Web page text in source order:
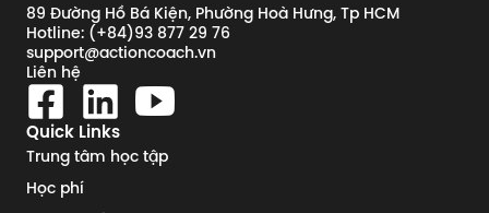
89 Đường Hồ Bá Kiện, Phường Hoà Hưng, Tp HCM
Hotline: (+84)93 877 29 76
support@actioncoach.vn
Liên hệ
Quick Links
Trung tâm học tập
Học phí